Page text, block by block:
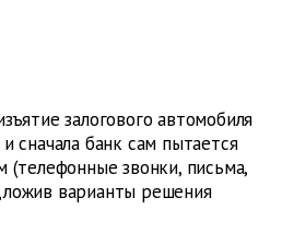
залогового автомобиля
сначала банк сам пытается
(телефонные звонки, письма,
варианты решения